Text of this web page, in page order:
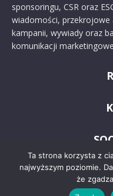
sponsoringu, CSR oraz
wiadomości, przekrojowe
kampanii, wywiady oraz
komunikacji
Ta strona korzysta z
najwyższym poziomie.
że